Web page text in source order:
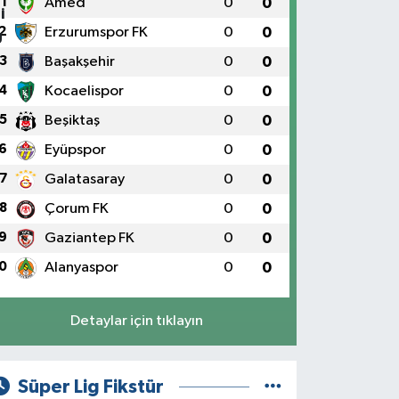
Erzurumspor FK 0 0
3 Başakşehir 0 0
Kocaelispor 0 0
5 Beşiktaş 0 0
Eyüpspor 0 0
7 Galatasaray 0 0
8 Çorum FK 0 0
Gaziantep FK 0 0
Alanyaspor 0 0
Detaylar için tıklayın
Süper Lig Fikstür